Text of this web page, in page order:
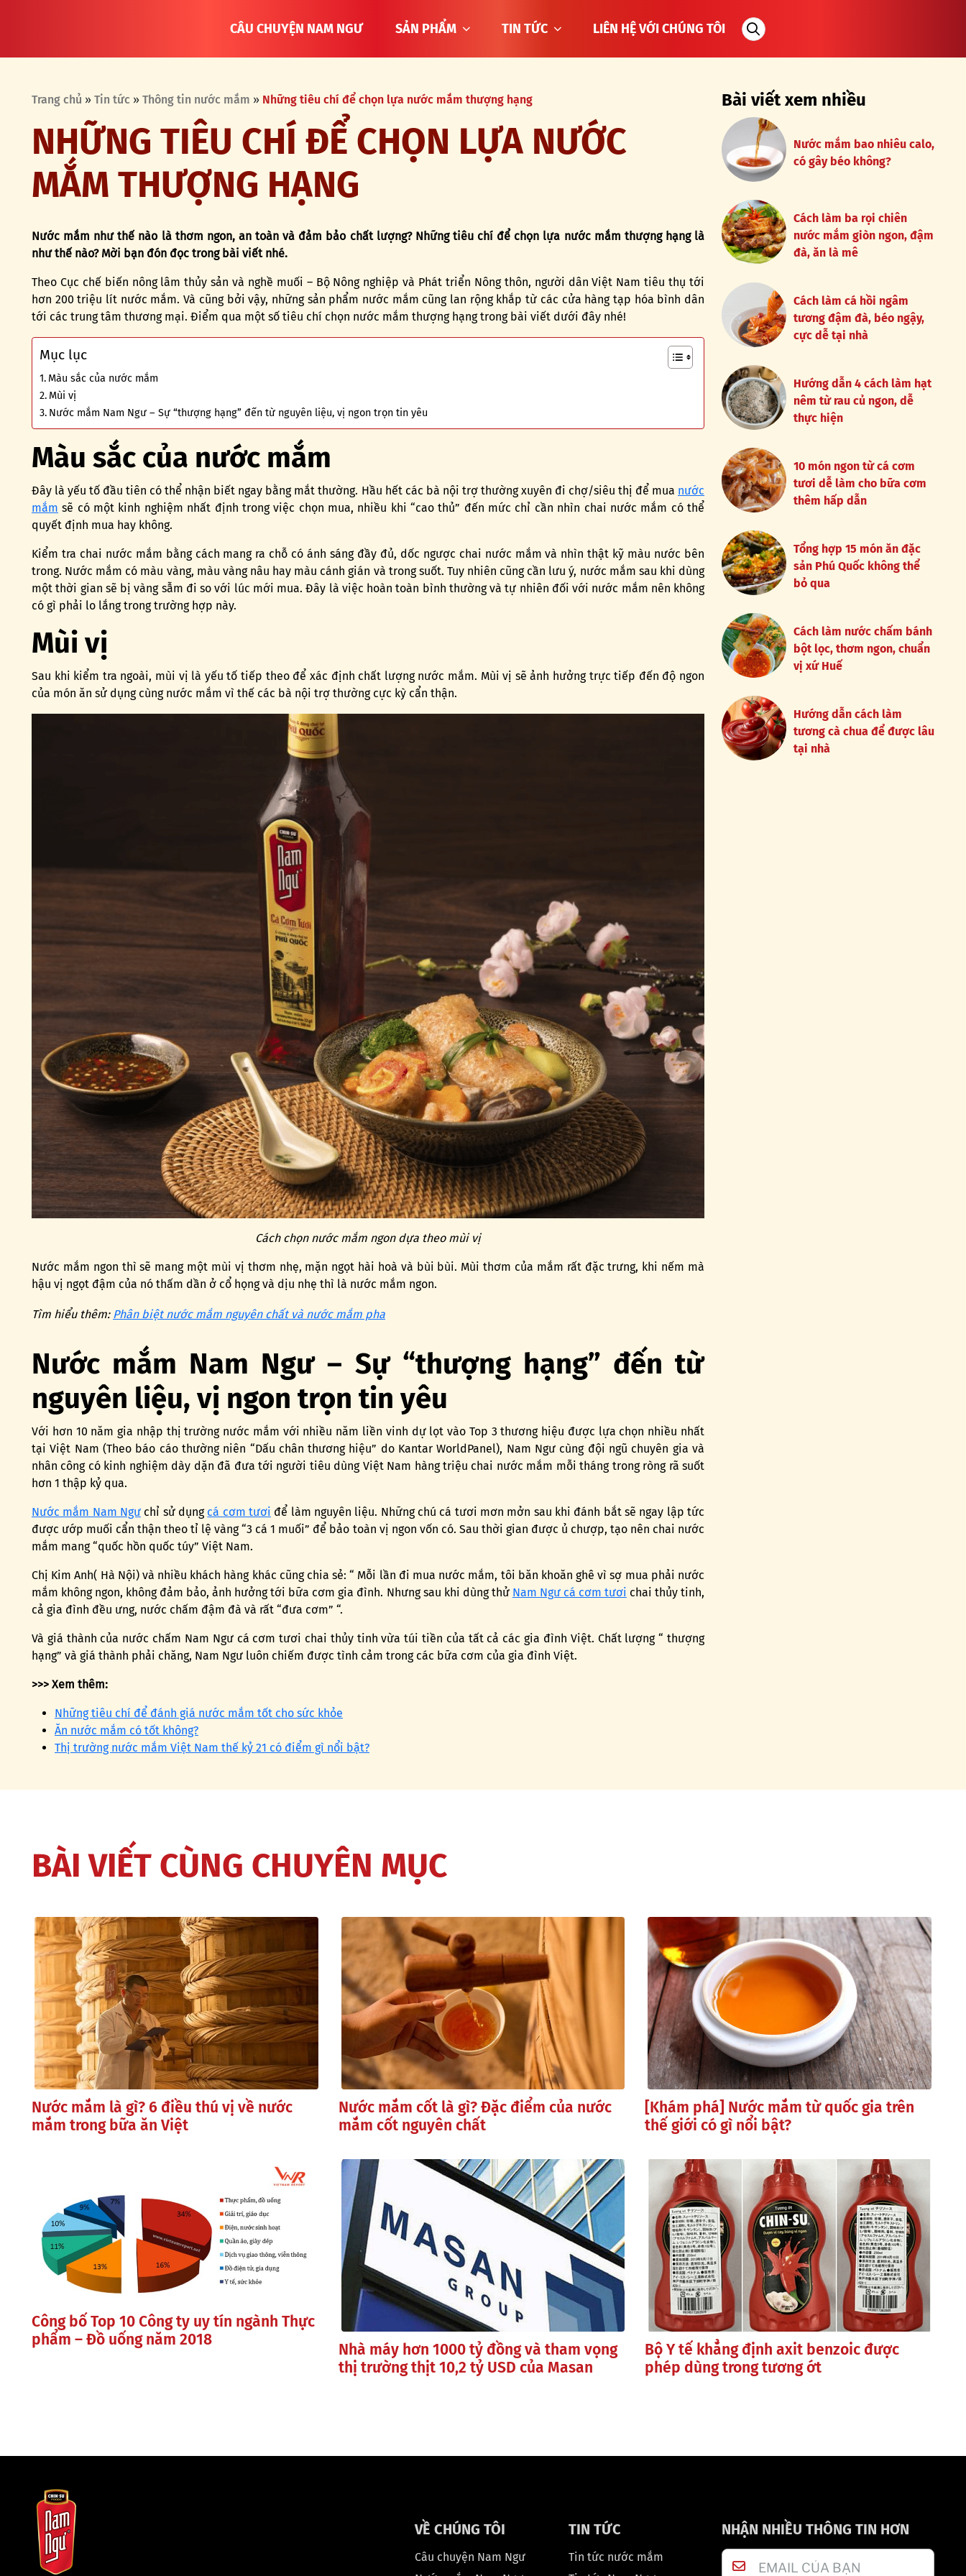
CÂU CHUYỆN NAM NGƯ SẢN PHẨM TIN TỨC LIÊN HỆ VỚI CHÚNG TÔI
Trang chủ » Tin tức » Thông tin nước mắm » Những tiêu chí để chọn lựa nước mắm thượng hạng
NHỮNG TIÊU CHÍ ĐỂ CHỌN LỰA NƯỚC
MẮM THƯỢNG HẠNG
Nước mắm như thế nào là thơm ngon, an toàn và đảm bảo chất lượng? Những tiêu chí để chọn lựa nước mắm thượng hạng là
như thế nào? Mời bạn đón đọc trong bài viết nhé.
Theo Cục chế biến nông lâm thủy sản và nghề muối – Bộ Nông nghiệp và Phát triển Nông thôn, người dân Việt Nam tiêu thụ tới
hơn 200 triệu lít nước mắm. Và cũng bởi vậy, những sản phẩm nước mắm cũng lan rộng khắp từ các cửa hàng tạp hóa bình dân
tới các trung tâm thương mại. Điểm qua một số tiêu chí chọn nước mắm thượng hạng trong bài viết dưới đây nhé!
Mục lục
Màu sắc của nước mắm
Mùi vị
Nước mắm Nam Ngư – Sự “thượng hạng” đến từ nguyên liệu, vị ngon trọn tin yêu
Màu sắc của nước mắm
Đây là yếu tố đầu tiên có thể nhận biết ngay bằng mắt thường. Hầu hết các bà nội trợ thường xuyên đi chợ/siêu thị để mua nước
mắm sẽ có một kinh nghiệm nhất định trong việc chọn mua, nhiều khi “cao thủ” đến mức chỉ cần nhìn chai nước mắm có thể
quyết định mua hay không.
Kiểm tra chai nước mắm bằng cách mang ra chỗ có ánh sáng đầy đủ, dốc ngược chai nước mắm và nhìn thật kỹ màu nước bên
trong. Nước mắm có màu vàng, màu vàng nâu hay màu cánh gián và trong suốt. Tuy nhiên cũng cần lưu ý, nước mắm sau khi dùng
một thời gian sẽ bị vàng sẫm đi so với lúc mới mua. Đây là việc hoàn toàn bình thường và tự nhiên đối với nước mắm nên không
có gì phải lo lắng trong trường hợp này.
Mùi vị
Sau khi kiểm tra ngoài, mùi vị là yếu tố tiếp theo để xác định chất lượng nước mắm. Mùi vị sẽ ảnh hưởng trực tiếp đến độ ngon
của món ăn sử dụng cùng nước mắm vì thế các bà nội trợ thường cực kỳ cẩn thận.
Cách chọn nước mắm ngon dựa theo mùi vị
Nước mắm ngon thì sẽ mang một mùi vị thơm nhẹ, mặn ngọt hài hoà và bùi bùi. Mùi thơm của mắm rất đặc trưng, khi nếm mà
hậu vị ngọt đậm của nó thấm dần ở cổ họng và dịu nhẹ thì là nước mắm ngon.
Tìm hiểu thêm: Phân biệt nước mắm nguyên chất và nước mắm pha
Nước mắm Nam Ngư – Sự “thượng hạng” đến từ
nguyên liệu, vị ngon trọn tin yêu
Với hơn 10 năm gia nhập thị trường nước mắm với nhiều năm liền vinh dự lọt vào Top 3 thương hiệu được lựa chọn nhiều nhất
tại Việt Nam (Theo báo cáo thường niên “Dấu chân thương hiệu” do Kantar WorldPanel), Nam Ngư cùng đội ngũ chuyên gia và
nhân công có kinh nghiệm dày dặn đã đưa tới người tiêu dùng Việt Nam hàng triệu chai nước mắm mỗi tháng trong ròng rã suốt
hơn 1 thập kỷ qua.
Nước mắm Nam Ngư chỉ sử dụng cá cơm tươi để làm nguyên liệu. Những chú cá tươi mơn mởn sau khi đánh bắt sẽ ngay lập tức
được ướp muối cẩn thận theo tỉ lệ vàng “3 cá 1 muối” để bảo toàn vị ngon vốn có. Sau thời gian được ủ chượp, tạo nên chai nước
mắm mang “quốc hồn quốc túy” Việt Nam.
Chị Kim Anh( Hà Nội) và nhiều khách hàng khác cũng chia sẻ: “ Mỗi lần đi mua nước mắm, tôi băn khoăn ghê vì sợ mua phải nước
mắm không ngon, không đảm bảo, ảnh hưởng tới bữa cơm gia đình. Nhưng sau khi dùng thử Nam Ngư cá cơm tươi chai thủy tinh,
cả gia đình đều ưng, nước chấm đậm đà và rất “đưa cơm” “.
Và giá thành của nước chấm Nam Ngư cá cơm tươi chai thủy tinh vừa túi tiền của tất cả các gia đình Việt. Chất lượng “ thượng
hạng” và giá thành phải chăng, Nam Ngư luôn chiếm được tình cảm trong các bữa cơm của gia đình Việt.
>>> Xem thêm:
Những tiêu chí để đánh giá nước mắm tốt cho sức khỏe
Ăn nước mắm có tốt không?
Thị trường nước mắm Việt Nam thế kỷ 21 có điểm gì nổi bật?
Bài viết xem nhiều
Nước mắm bao nhiêu calo,
có gây béo không?
Cách làm ba rọi chiên
nước mắm giòn ngon, đậm
đà, ăn là mê
Cách làm cá hồi ngâm
tương đậm đà, béo ngậy,
cực dễ tại nhà
Hướng dẫn 4 cách làm hạt
nêm từ rau củ ngon, dễ
thực hiện
10 món ngon từ cá cơm
tươi dễ làm cho bữa cơm
thêm hấp dẫn
Tổng hợp 15 món ăn đặc
sản Phú Quốc không thể
bỏ qua
Cách làm nước chấm bánh
bột lọc, thơm ngon, chuẩn
vị xứ Huế
Hướng dẫn cách làm
tương cà chua để được lâu
tại nhà
BÀI VIẾT CÙNG CHUYÊN MỤC
Nước mắm là gì? 6 điều thú vị về nước
mắm trong bữa ăn Việt
Nước mắm cốt là gì? Đặc điểm của nước
mắm cốt nguyên chất
[Khám phá] Nước mắm từ quốc gia trên
thế giới có gì nổi bật?
Công bố Top 10 Công ty uy tín ngành Thực
phẩm – Đồ uống năm 2018
Nhà máy hơn 1000 tỷ đồng và tham vọng
thị trường thịt 10,2 tỷ USD của Masan
Bộ Y tế khẳng định axit benzoic được
phép dùng trong tương ớt
VỀ CHÚNG TÔI
Câu chuyện Nam Ngư
TIN TỨC
Tin tức nước mắm
NHẬN NHIỀU THÔNG TIN HƠN